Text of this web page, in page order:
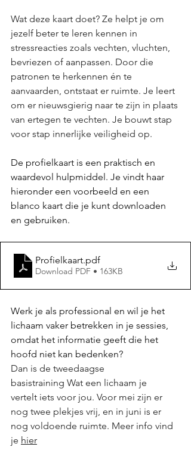
Wat deze kaart doet? Ze helpt je om
jezelf beter te leren kennen in
stressreacties zoals vechten, vluchten,
bevriezen of aanpassen. Door die
patronen te herkennen én te
aanvaarden, ontstaat er ruimte. Je leert
om er nieuwsgierig naar te zijn in plaats
van ertegen te vechten. Je bouwt stap
voor stap innerlijke veiligheid op.
De profielkaart is een praktisch en
waardevol hulpmiddel. Je vindt haar
hieronder een voorbeeld en een
blanco kaart die je kunt downloaden
en gebruiken.
Profielkaart.pdf
Download PDF • 163KB
Werk je als professional en wil je het
lichaam vaker betrekken in je sessies,
omdat het informatie geeft die het
hoofd niet kan bedenken?
Dan is de tweedaagse
basistraining Wat een lichaam je
vertelt iets voor jou. Voor mei zijn er
nog twee plekjes vrij, en in juni is er
nog voldoende ruimte. Meer info vind
je hier